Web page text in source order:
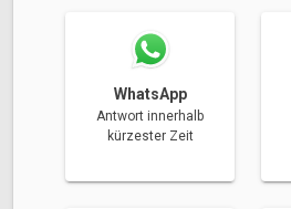
WhatsApp
Antwort innerhalb
kürzester Zeit